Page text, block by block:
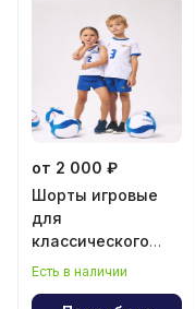
от 2 000 ₽
Шорты игровые
для
классического
волейбола для
Есть в наличии